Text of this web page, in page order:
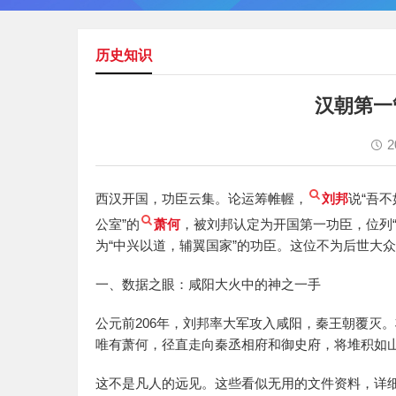
历史知识
汉朝第
西汉开国，功臣云集。论运筹帷幄， 刘邦说“吾不
公室”的
萧何，被刘邦认定为开国第一功臣，位列
为“中兴以道，辅翼国家”的功臣。这位不为后世大
一、数据之眼：咸阳大火中的神之一手
公元前206年，刘邦率大军攻入咸阳，秦王朝覆灭
唯有萧何，径直走向秦丞相府和御史府，将堆积如
这不是凡人的远见。这些看似无用的文件资料，